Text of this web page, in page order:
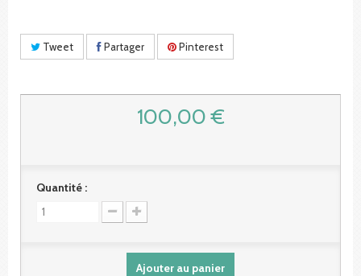
Tweet Partager Pinterest
100,00 €
Quantité :
Ajouter au panier